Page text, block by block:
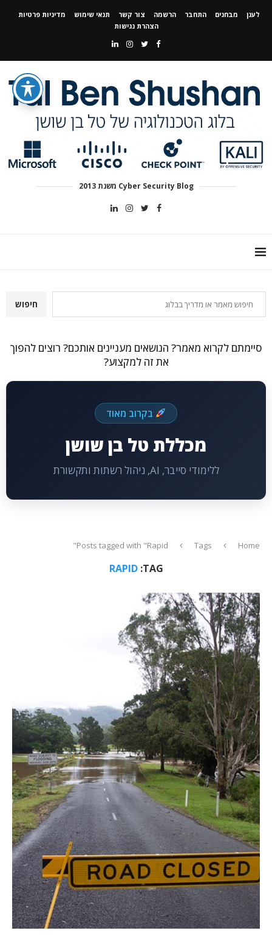
לענן מבחנים התחבר הרשמה צור קשר תנאי שימוש
מדיניות פרטיות
הצהרת נגישות
Cyber Security Blog משנת 2013
חיפוש
סיימתם לקרוא מאמר? הנושאים מעניינים אותכם? רוצים להפוך
את זה למקצוע?
בקרוב מאוד
מכללת טל בן שושן
ללימודי סייבר, AI, ניהול רשתות ותקשורת
Home
Tags
Posts tagged with "Rapid"
TAG:
RAPID